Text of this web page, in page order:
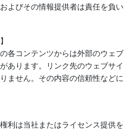
よびその情報提供者は責任を負い
各コンテンツからは外部のウェブ
あります。リンク先のウェブサイ
ません。その内容の信頼性などに
利は当社またはライセンス提供を